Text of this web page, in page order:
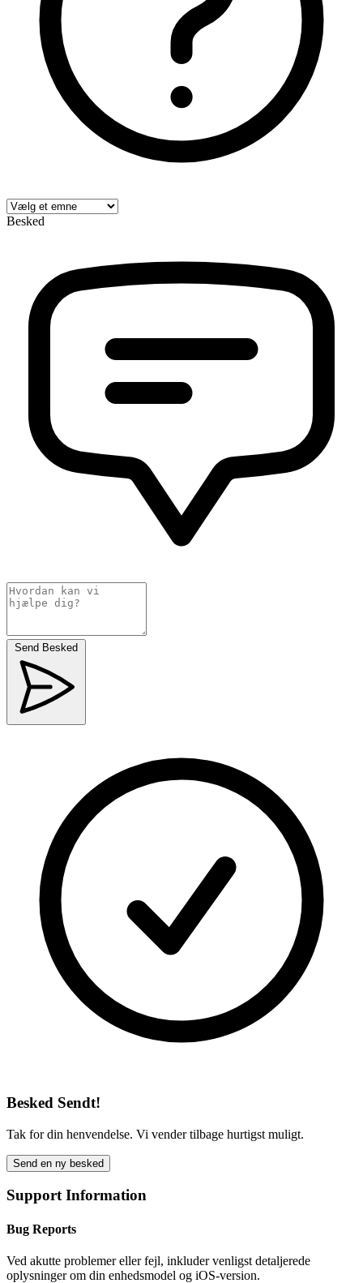
Besked
Send Besked
Besked Sendt!
Tak for din henvendelse. Vi vender tilbage hurtigst muligt.
Send en ny besked
Support Information
Bug Reports
Ved akutte problemer eller fejl, inkluder venligst detaljerede
oplysninger om din enhedsmodel og iOS-version.